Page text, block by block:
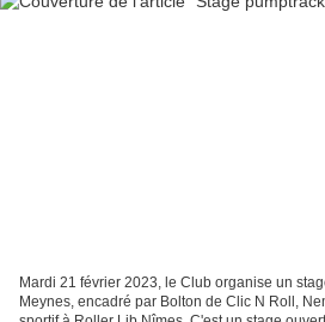
Mardi 21 février 2023, le Club organise un
Meynes, encadré par Bolton de Clic N Roll,